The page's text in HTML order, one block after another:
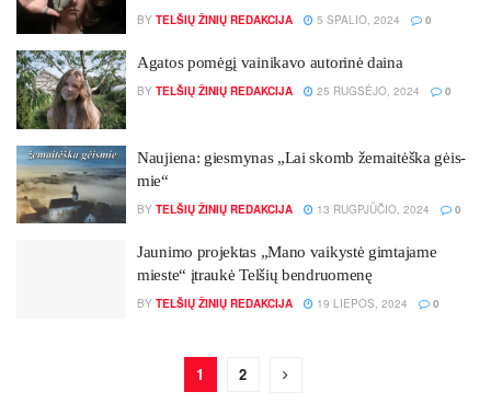
BY TELŠIŲ ŽINIŲ REDAKCIJA 5 SPALIO, 2024 0
Aga­tos po­mė­gį vai­ni­ka­vo au­to­ri­nė dai­na
BY TELŠIŲ ŽINIŲ REDAKCIJA 25 RUGSĖJO, 2024 0
Nau­jie­na: gies­my­nas „Lai skomb že­mai­tėš­ka gėis­
mie“
BY TELŠIŲ ŽINIŲ REDAKCIJA 13 RUGPJŪČIO, 2024 0
Jau­ni­mo pro­jek­tas „Ma­no vai­kys­tė gim­ta­ja­me
mies­te“ įtrau­kė Tel­šių bend­ruo­me­nę
BY TELŠIŲ ŽINIŲ REDAKCIJA 19 LIEPOS, 2024 0
1 2